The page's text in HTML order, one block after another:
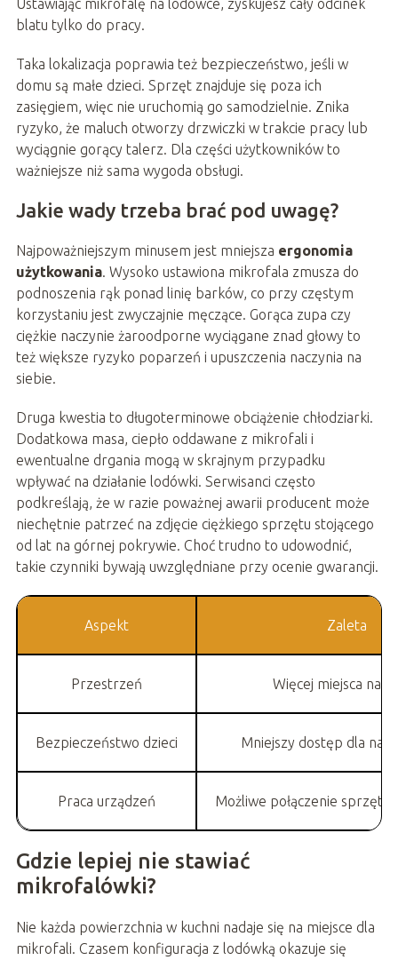
Ustawiając mikrofalę na lodówce, zyskujesz cały odcinek
blatu tylko do pracy.
Taka lokalizacja poprawia też bezpieczeństwo, jeśli w
domu są małe dzieci. Sprzęt znajduje się poza ich
zasięgiem, więc nie uruchomią go samodzielnie. Znika
ryzyko, że maluch otworzy drzwiczki w trakcie pracy lub
wyciągnie gorący talerz. Dla części użytkowników to
ważniejsze niż sama wygoda obsługi.
Jakie wady trzeba brać pod uwagę?
Najpoważniejszym minusem jest mniejsza ergonomia
użytkowania. Wysoko ustawiona mikrofala zmusza do
podnoszenia rąk ponad linię barków, co przy częstym
korzystaniu jest zwyczajnie męczące. Gorąca zupa czy
ciężkie naczynie żaroodporne wyciągane znad głowy to
też większe ryzyko poparzeń i upuszczenia naczynia na
siebie.
Druga kwestia to długoterminowe obciążenie chłodziarki.
Dodatkowa masa, ciepło oddawane z mikrofali i
ewentualne drgania mogą w skrajnym przypadku
wpływać na działanie lodówki. Serwisanci często
podkreślają, że w razie poważnej awarii producent może
niechętnie patrzeć na zdjęcie ciężkiego sprzętu stojącego
od lat na górnej pokrywie. Choć trudno to udowodnić,
takie czynniki bywają uwzględniane przy ocenie gwarancji.
Aspekt Zaleta
Przestrzeń Więcej miejsca na
Bezpieczeństwo dzieci Mniejszy dostęp dla
Praca urządzeń Możliwe połączenie
Gdzie lepiej nie stawiać
mikrofalówki?
Nie każda powierzchnia w kuchni nadaje się na miejsce dla
mikrofali. Czasem konfiguracja z lodówką okazuje się